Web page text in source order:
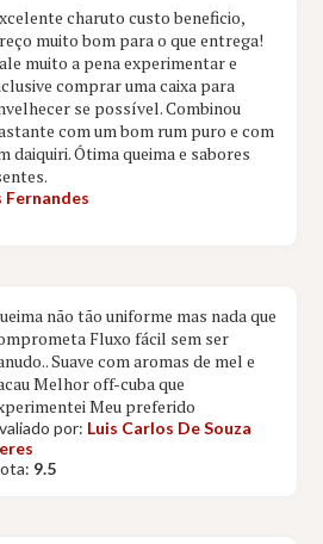
charuto custo beneficio,
muito bom para o que entrega!
muito a pena experimentar e
comprar uma caixa para
se possível. Combinou
com um bom rum puro e com
daiquiri. Ótima queima e sabores
Fernandes
não tão uniforme mas nada que
Fluxo fácil sem ser
Suave com aromas de mel e
Melhor off-cuba que
Meu preferido
por: Luis Carlos De Souza
9.5